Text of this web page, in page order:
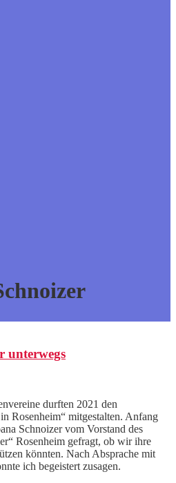
unterwegs
durften 2021 den
Rosenheim“ mitgestalten. Anfang
Schnoizer vom Vorstand des
Rosenheim gefragt, ob wir ihre
könnten. Nach Absprache mit
ich begeistert zusagen.